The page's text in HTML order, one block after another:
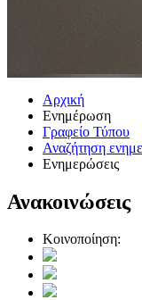
Αρχική
Ενημέρωση
Γραφείο Τύπου
Αναζήτηση
Ενημερώσεις
Ανακοινώσεις
Κοινοποίηση: